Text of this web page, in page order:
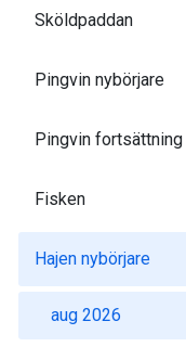
Sköldpaddan
Pingvin nybörjare
Pingvin fortsättning
Fisken
Hajen nybörjare
aug 2026